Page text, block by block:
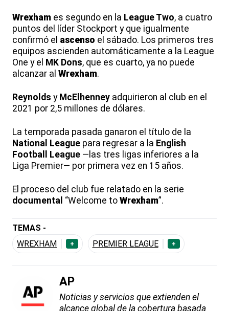
Wrexham es segundo en la League Two, a cuatro
puntos del líder Stockport y que igualmente
confirmó el ascenso el sábado. Los primeros tres
equipos ascienden automáticamente a la League
One y el MK Dons, que es cuarto, ya no puede
alcanzar al Wrexham.
Reynolds y McElhenney adquirieron al club en el
2021 por 2,5 millones de dólares.
La temporada pasada ganaron el título de la
National League para regresar a la English
Football League —las tres ligas inferiores a la
Liga Premier— por primera vez en 15 años.
El proceso del club fue relatado en la serie
documental “Welcome to Wrexham”.
TEMAS -
WREXHAM
+ PREMIER LEAGUE +
AP
Noticias y servicios que extienden el
alcance global de la cobertura basada